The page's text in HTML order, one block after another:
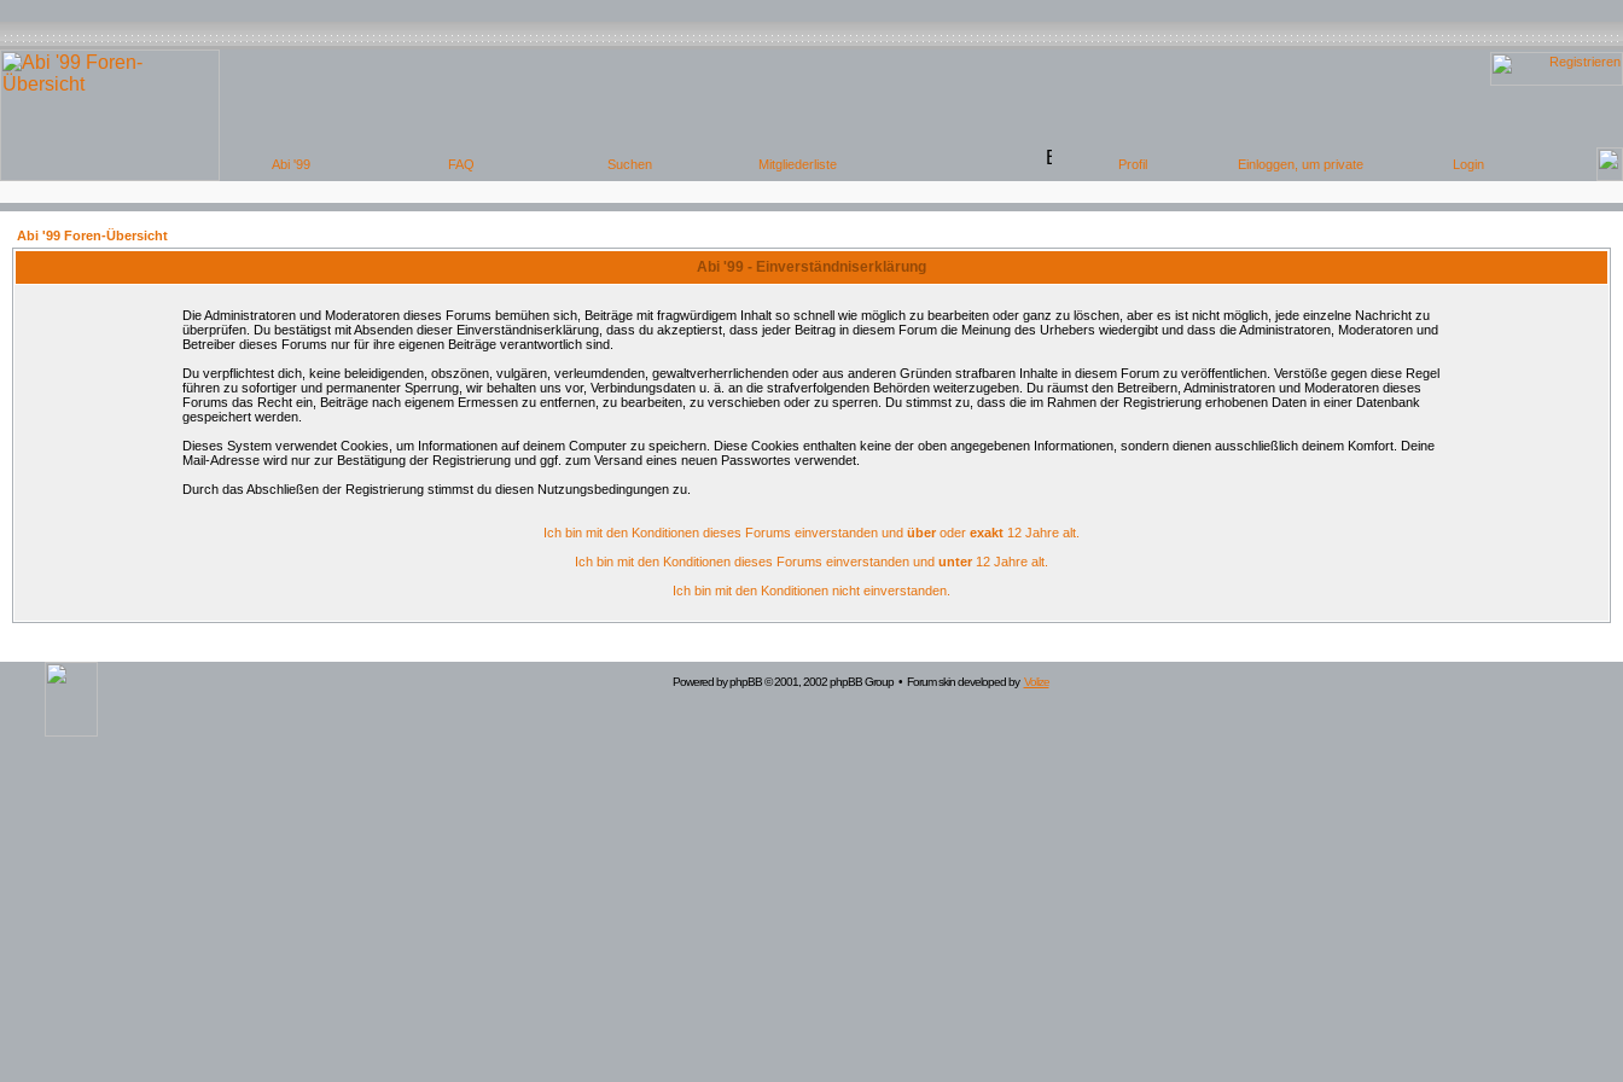
Abi '99 Foren-Übersicht
Abi '99 - Einverständniserklärung
Die Administratoren und Moderatoren dieses Forums bemühen sich, Beiträge mit fragwürdigem Inhalt so schnell wie möglich zu bearbeiten oder ganz zu löschen, aber es ist nicht möglich, jede einzelne Nachricht zu
überprüfen. Du bestätigst mit Absenden dieser Einverständniserklärung, dass du akzeptierst, dass jeder Beitrag in diesem Forum die Meinung des Urhebers wiedergibt und dass die Administratoren, Moderatoren und
Betreiber dieses Forums nur für ihre eigenen Beiträge verantwortlich sind.
Du verpflichtest dich, keine beleidigenden, obszönen, vulgären, verleumdenden, gewaltverherrlichenden oder aus anderen Gründen strafbaren Inhalte in diesem Forum zu veröffentlichen. Verstöße gegen diese Regel
führen zu sofortiger und permanenter Sperrung, wir behalten uns vor, Verbindungsdaten u. ä. an die strafverfolgenden Behörden weiterzugeben. Du räumst den Betreibern, Administratoren und Moderatoren dieses
Forums das Recht ein, Beiträge nach eigenem Ermessen zu entfernen, zu bearbeiten, zu verschieben oder zu sperren. Du stimmst zu, dass die im Rahmen der Registrierung erhobenen Daten in einer Datenbank
gespeichert werden.
Dieses System verwendet Cookies, um Informationen auf deinem Computer zu speichern. Diese Cookies enthalten keine der oben angegebenen Informationen, sondern dienen ausschließlich deinem Komfort. Deine
Mail-Adresse wird nur zur Bestätigung der Registrierung und ggf. zum Versand eines neuen Passwortes verwendet.
Durch das Abschließen der Registrierung stimmst du diesen Nutzungsbedingungen zu.
Ich bin mit den Konditionen dieses Forums einverstanden und überoder exakt 12 Jahre alt.
Ich bin mit den Konditionen dieses Forums einverstanden und unter12 Jahre alt.
Ich bin mit den Konditionen nicht einverstanden.
Powered byphpBB© 2001, 2002 phpBB Group • Forum skin developed by Volize